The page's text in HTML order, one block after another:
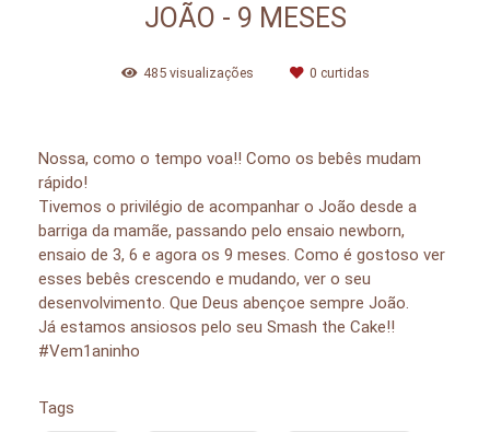
JOÃO - 9 MESES
485visualizações 0 curtidas
Nossa, como o tempo voa!! Como os bebês mudam
rápido!
Tivemos o privilégio de acompanhar o João desde a
barriga da mamãe, passando pelo ensaio newborn,
ensaio de 3, 6 e agora os 9 meses. Como é gostoso ver
esses bebês crescendo e mudando, ver o seu
desenvolvimento. Que Deus abençoe sempre João.
Já estamos ansiosos pelo seu Smash the Cake!!
#Vem1aninho
Tags